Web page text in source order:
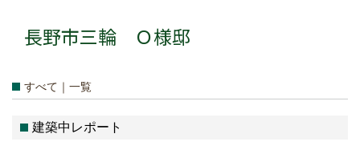
長野市三輪 Ｏ様邸
すべて｜一覧
建築中レポート